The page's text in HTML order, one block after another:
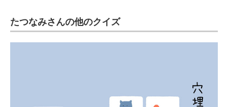
たつなみさんの他のクイズ